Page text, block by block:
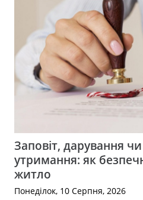
Заповіт, дарування
утримання: як
житло
Понеділок, 10 Серпня, 2026